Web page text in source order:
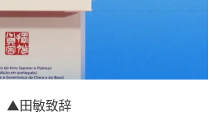
▲田敏致辞